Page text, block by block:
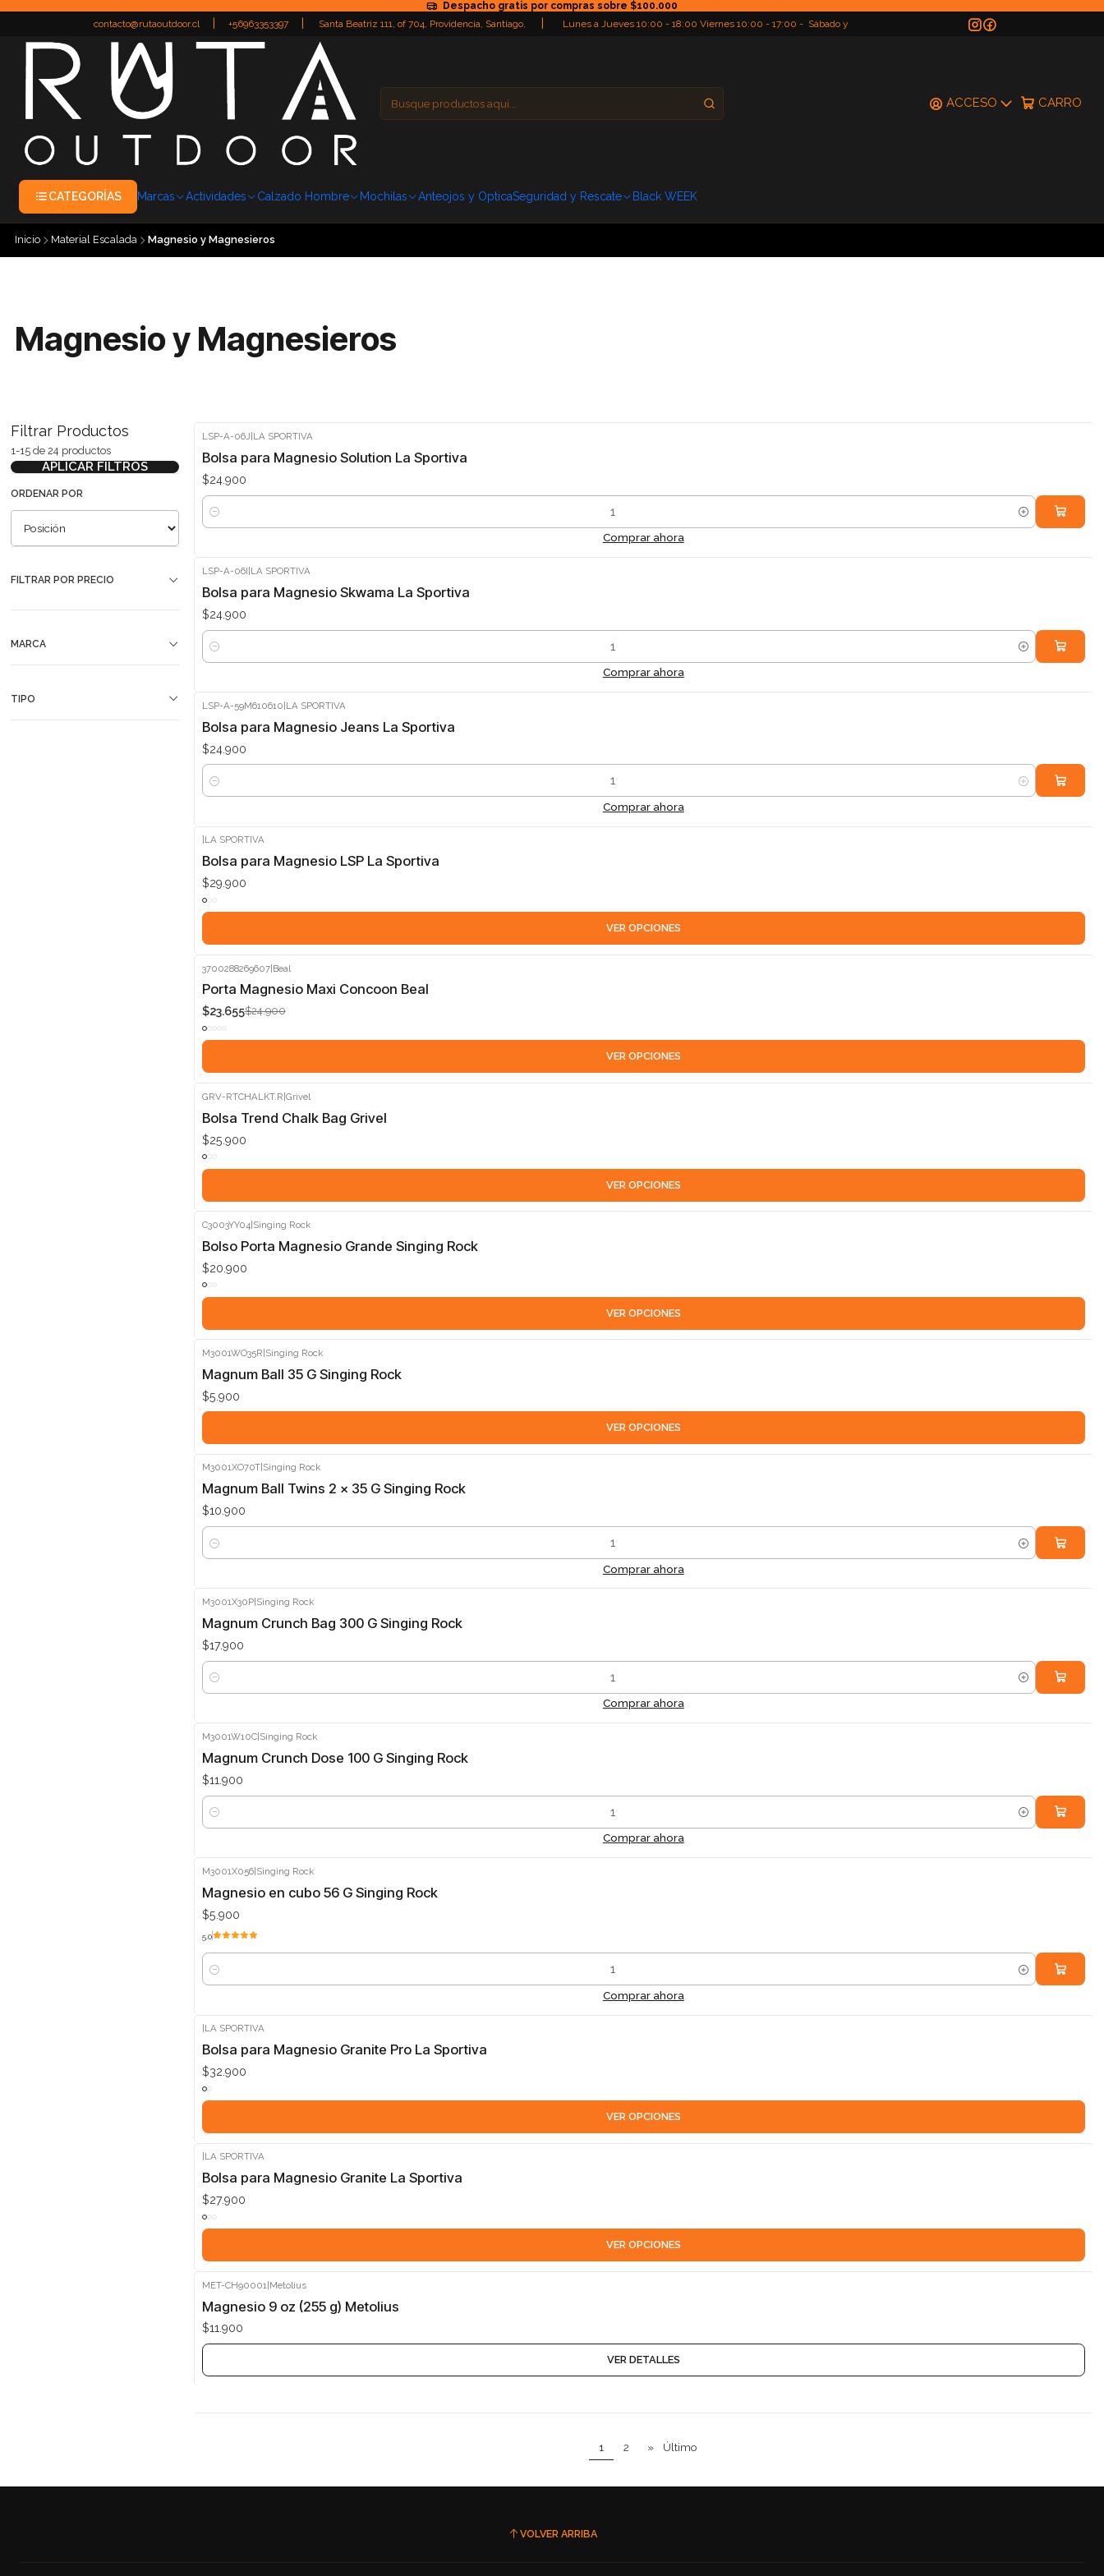
Despacho gratis por compras sobre $100.000
contacto@rutaoutdoor.cl
+56963353397
Santa Beatriz 111, of 704, Providencia, Santiago,
Lunes a Jueves 10:00 - 18:00 Viernes 10:00 - 17:00 - Sábado y
ACCESO CARRO
CATEGORÍAS Marcas Actividades Calzado Hombre Mochilas Anteojos y OpticaSeguridad y Rescate Black WEEK
Inicio Material Escalada Magnesio y Magnesieros
Magnesio y Magnesieros
Filtrar Productos
1-15 de 24 productos
APLICAR FILTROS
ORDENAR POR
FILTRAR POR PRECIO
MARCA
TIPO
LSP-A-06J LA SPORTIVA
Bolsa para Magnesio Solution La Sportiva
$24.900
Cantidad
Comprar ahora
LSP-A-06I LA SPORTIVA
Bolsa para Magnesio Skwama La Sportiva
$24.900
Cantidad
Comprar ahora
LSP-A-59M610610|LA SPORTIVA
Bolsa para Magnesio Jeans La Sportiva
$24.900
Cantidad
Comprar ahora
LA SPORTIVA
Bolsa para Magnesio LSP La Sportiva
$29.900
VER OPCIONES
-5%
3700288269607|Beal
Porta Magnesio Maxi Concoon Beal
$23.655$24.900
VER OPCIONES
GRV-RTCHALKT.R|Grivel
Bolsa Trend Chalk Bag Grivel
$25.900
VER OPCIONES
C3003YY04|Singing Rock
Bolso Porta Magnesio Grande Singing Rock
$20.900
VER OPCIONES
M3001WO35R|Singing Rock
Magnum Ball 35 G Singing Rock
$5.900
VER OPCIONES
M3001XO70T| Singing Rock
Magnum Ball Twins 2 x 35 G Singing Rock
$10.900
Cantidad
Comprar ahora
M3001X30P| Singing Rock
Magnum Crunch Bag 300 G Singing Rock
$17.900
Cantidad
Comprar ahora
M3001W10C| Singing Rock
Magnum Crunch Dose 100 G Singing Rock
$11.900
Cantidad
Comprar ahora
M3001X056|Singing Rock
Magnesio en cubo 56 G Singing Rock
$5.900
5.0
Cantidad
Comprar ahora
LA SPORTIVA
Bolsa para Magnesio Granite Pro La Sportiva
$32.900
VER OPCIONES
LA SPORTIVA
Bolsa para Magnesio Granite La Sportiva
$27.900
VER OPCIONES
MET-CH90001 |Metolius
Magnesio 9 oz (255 g) Metolius
$11.900
VER DETALLES
1 2 » Último
VOLVER ARRIBA